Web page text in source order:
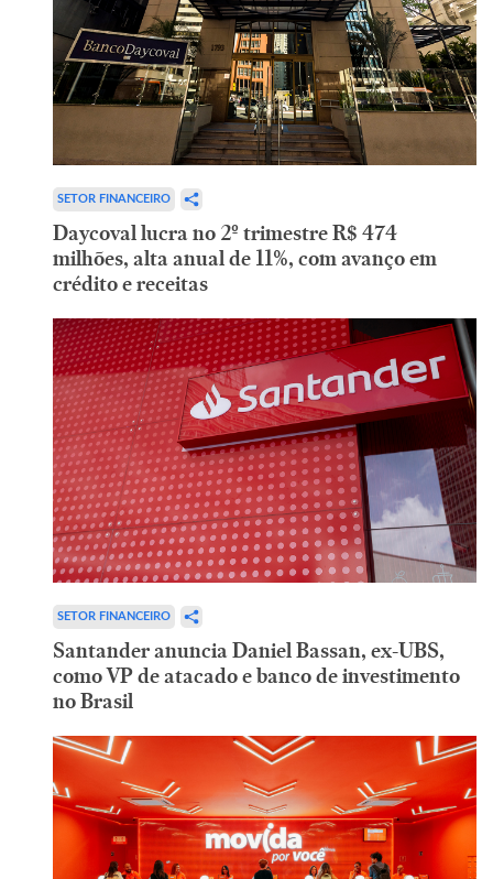
SETOR FINANCEIRO
Daycoval lucra no 2º trimestre R$ 474
milhões, alta anual de 11%, com avanço em
crédito e receitas
SETOR FINANCEIRO
Santander anuncia Daniel Bassan, ex-UBS,
como VP de atacado e banco de investimento
no Brasil